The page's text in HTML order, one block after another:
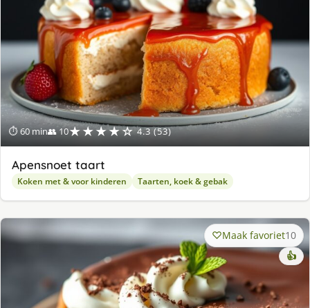
⏱ 60 min👥 10★★★★☆ 4.3 (53)
Apensnoet taart
Koken met & voor kinderen Taarten, koek & gebak
Maak favoriet10
👍